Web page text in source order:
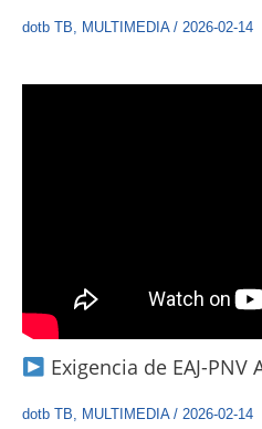
dotb TB, MULTIMEDIA/ 2026-02-14
Exigencia de EAJ-PNV
dotb TB MULTIMEDIA/ 2026-02-14